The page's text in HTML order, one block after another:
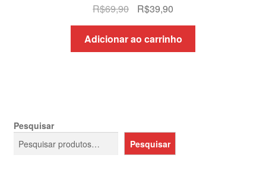
R$69,90
O
preço
original
era:
R$39,90O
preço
atual
é:
Adicionar ao carrinho
Pesquisar
Pesquisar